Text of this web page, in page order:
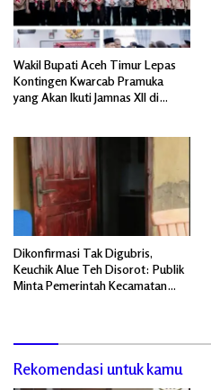
Wakil Bupati Aceh Timur Lepas
Kontingen Kwarcab Pramuka
yang Akan Ikuti Jamnas XII di
Dikonfirmasi Tak Digubris,
Keuchik Alue Teh Disorot: Publik
Minta Pemerintah Kecamatan
Rekomendasi untuk kamu